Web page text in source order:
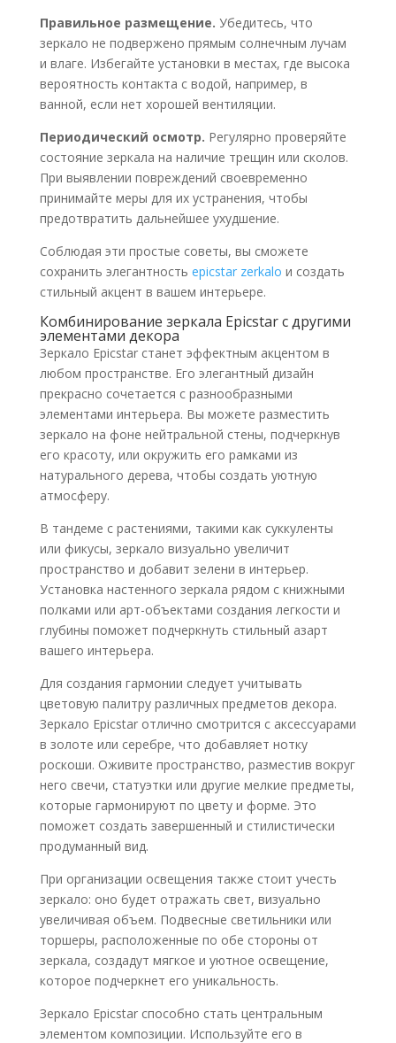
Правильное размещение. Убедитесь, что
зеркало не подвержено прямым солнечным лучам
и влаге. Избегайте установки в местах, где высока
вероятность контакта с водой, например, в
ванной, если нет хорошей вентиляции.
Периодический осмотр. Регулярно проверяйте
состояние зеркала на наличие трещин или сколов.
При выявлении повреждений своевременно
принимайте меры для их устранения, чтобы
предотвратить дальнейшее ухудшение.
Соблюдая эти простые советы, вы сможете
сохранить элегантность epicstar zerkalo и создать
стильный акцент в вашем интерьере.
Комбинирование зеркала Epicstar с другими
элементами декора
Зеркало Epicstar станет эффектным акцентом в
любом пространстве. Его элегантный дизайн
прекрасно сочетается с разнообразными
элементами интерьера. Вы можете разместить
зеркало на фоне нейтральной стены, подчеркнув
его красоту, или окружить его рамками из
натурального дерева, чтобы создать уютную
атмосферу.
В тандеме с растениями, такими как суккуленты
или фикусы, зеркало визуально увеличит
пространство и добавит зелени в интерьер.
Установка настенного зеркала рядом с книжными
полками или арт-объектами создания легкости и
глубины поможет подчеркнуть стильный азарт
вашего интерьера.
Для создания гармонии следует учитывать
цветовую палитру различных предметов декора.
Зеркало Epicstar отлично смотрится с аксессуарами
в золоте или серебре, что добавляет нотку
роскоши. Оживите пространство, разместив вокруг
него свечи, статуэтки или другие мелкие предметы,
которые гармонируют по цвету и форме. Это
поможет создать завершенный и стилистически
продуманный вид.
При организации освещения также стоит учесть
зеркало: оно будет отражать свет, визуально
увеличивая объем. Подвесные светильники или
торшеры, расположенные по обе стороны от
зеркала, создадут мягкое и уютное освещение,
которое подчеркнет его уникальность.
Зеркало Epicstar способно стать центральным
элементом композиции. Используйте его в